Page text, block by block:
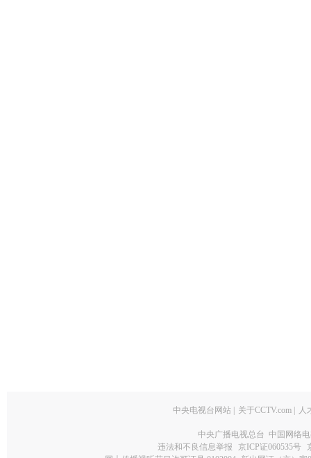
中央电视台网站 关于CCTV.com 人
中央广播电视总台 中国网络
违法和不良信息举报
京ICP证060535号